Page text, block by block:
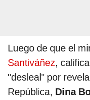
Luego de que el
Santiváñez,
"desleal" por
República, Dina